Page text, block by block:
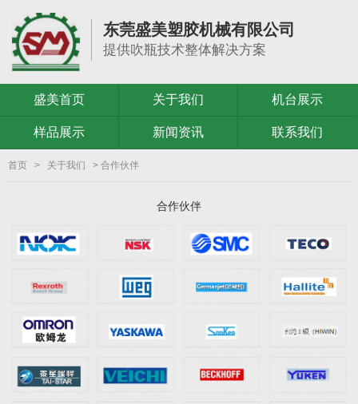
东莞盛美塑胶机械有限公司
提供吹瓶技术整体解决方案
盛美首页 关于我们 机台展示
样品展示 新闻资讯 联系我们
首页 > 关于我们 > 合作伙伴
合作伙伴